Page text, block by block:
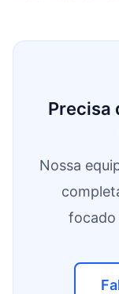
Precisa
Nossa
focado